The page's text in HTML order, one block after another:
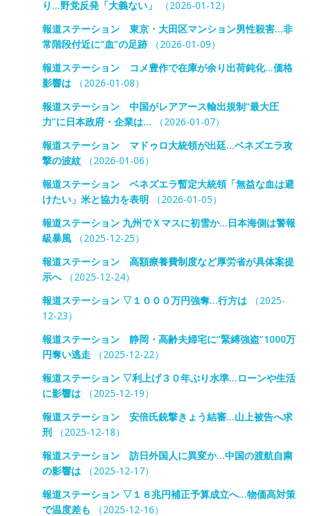
り…野党反発「大義ない」
（2026-01-12）
報道ステーション 東京・大田区マンション男性殺害…非
常階段付近に“血”の足跡（2026-01-09）
報道ステーション コメ豊作で在庫が余り出荷鈍化…価格
影響は（2026-01-08）
報道ステーション 中国がレアアース輸出規制“最大圧
力”に日本政府・企業は… （2026-01-07）
報道ステーション マドゥロ大統領が出廷…ベネズエラ攻
撃の波紋（2026-01-06）
報道ステーション ベネズエラ暫定大統領「無益な血は避
けたい」米と協力を表明（2026-01-05）
報道ステーション 九州でＸマスに初雪か…日本海側は警報
級暴風（2025-12-25）
報道ステーション 高額療養費制度など厚労省が具体案提
示へ（2025-12-24）
報道ステーション ▽１０００万円強奪…行方は（2025-
12-23）
報道ステーション 静岡・高齢夫婦宅に“緊縛強盗”1000万
円奪い逃走（2025-12-22）
報道ステーション ▽利上げ３０年ぶり水準…ローンや生活
に影響は（2025-12-19）
報道ステーション 安倍氏銃撃きょう結審…山上被告へ求
刑（2025-12-18）
報道ステーション 訪日外国人に異変か…中国の渡航自粛
の影響は（2025-12-17）
報道ステーション ▽１８兆円補正予算成立へ…物価高対策
で温度差も （2025-12-16）